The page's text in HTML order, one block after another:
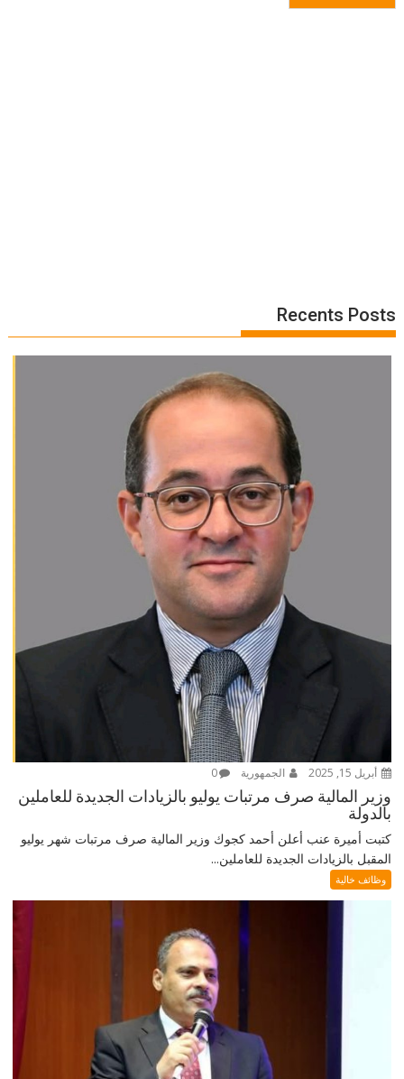
Recents Posts
أبريل 15, 2025 الجمهورية 0
وزير المالية صرف مرتبات يوليو بالزيادات الجديدة للعاملين
بالدولة
كتبت أميرة عنب أعلن أحمد كجوك وزير المالية صرف مرتبات شهر يوليو
المقبل بالزيادات الجديدة للعاملين...
وظائف خالية